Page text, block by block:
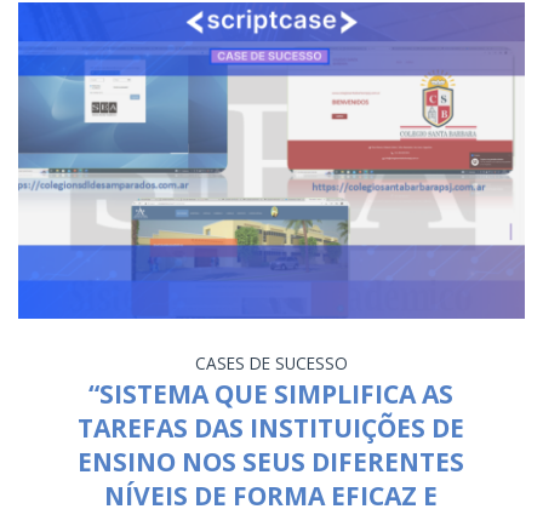
CASES DE SUCESSO
“SISTEMA QUE SIMPLIFICA AS
TAREFAS DAS INSTITUIÇÕES DE
ENSINO NOS SEUS DIFERENTES
NÍVEIS DE FORMA EFICAZ E